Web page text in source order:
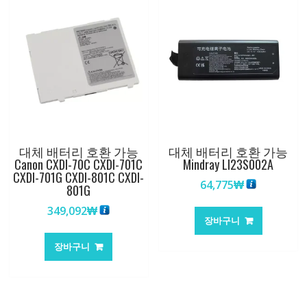
대체 배터리 호환 가능
Canon CXDI-70C CXDI-701C
CXDI-701G CXDI-801C CXDI-
801G
349,092₩
장바구니
대체 배터리 호환 가능
Mindray LI23S002A
64,775₩
장바구니